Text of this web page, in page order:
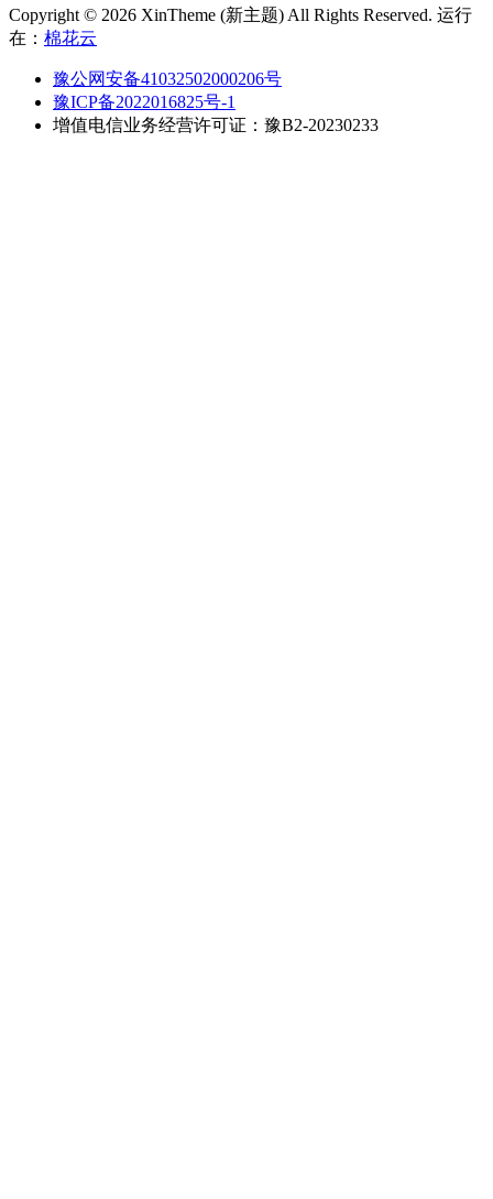
Copyright © 2026 XinTheme (新主题) All Rights Reserved. 运行
在： 棉花云
豫公网安备41032502000206号
豫ICP备2022016825号-1
增值电信业务经营许可证：豫B2-20230233